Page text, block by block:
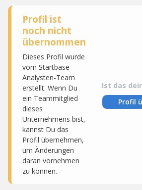
Profil ist
noch nicht
übernommen
Dieses Profil wurde
vom Startbase
Analysten-Team
erstellt. Wenn Du
ein Teammitglied
dieses
Unternehmens bist,
kannst Du das
Profil übernehmen,
um Änderungen
daran vornehmen
zu können.
Ist das
Profil